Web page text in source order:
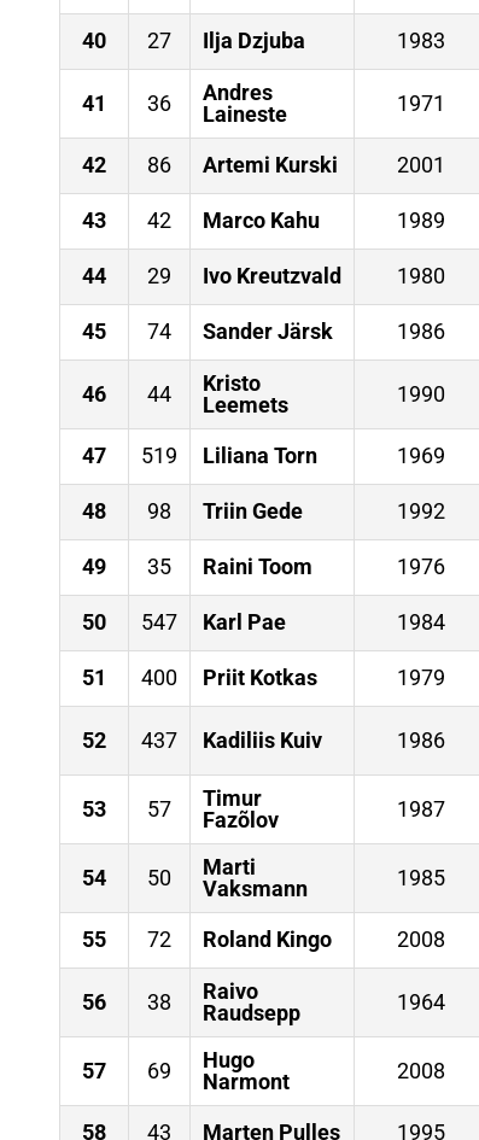
40 27 Ilja Dzjuba 1983
41 36
Andres
Laineste
1971
42 86 Artemi Kurski 2001
43 42 Marco Kahu 1989
44 29 Ivo Kreutzvald 1980
45 74 Sander Järsk 1986
46 44
Kristo
Leemets
1990
47 519 Liliana Torn 1969
48 98 Triin Gede 1992
49 35 Raini Toom 1976
50 547 Karl Pae 1984
51 400 Priit Kotkas 1979
52 437 Kadiliis Kuiv 1986
53 57
Timur
Fazõlov
1987
54 50
Marti
Vaksmann
1985
55 72 Roland Kingo 2008
56 38
Raivo
Raudsepp
1964
57 69
Hugo
Narmont
2008
58 43 Marten Pulles 1995